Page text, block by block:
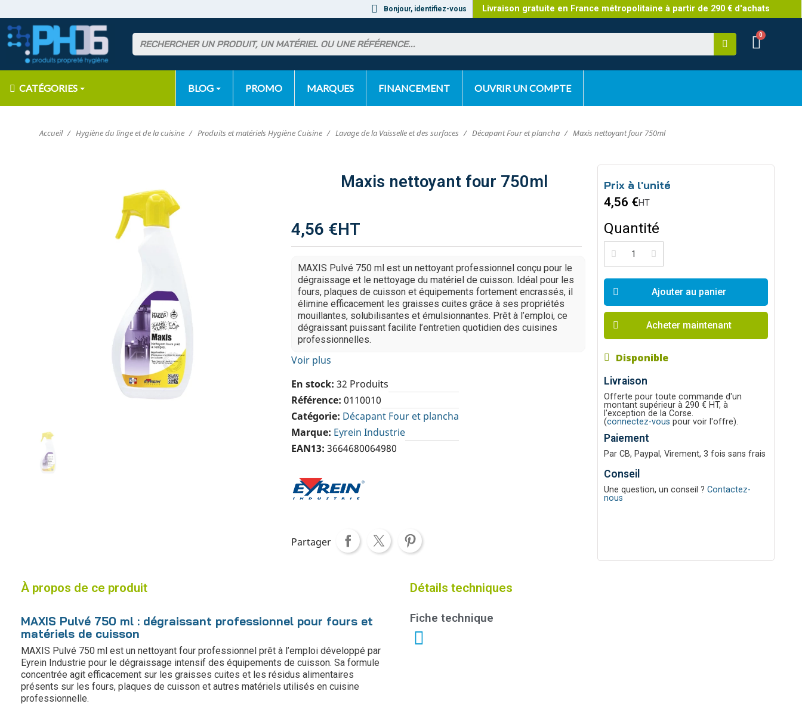
Bonjour, identifiez-vous Livraison gratuite en France métropolitaine à partir de 290 € d'achats
CATÉGORIES BLOG PROMO MARQUES FINANCEMENT OUVRIR UN COMPTE
Accueil Hygiène du linge et de la cuisine Produits et matériels Hygiène Cuisine Lavage de la Vaisselle et des surfaces Décapant Four et plancha Maxis nettoyant four 750ml
Maxis nettoyant four 750ml
4,56 €HT
MAXIS Pulvé 750 ml est un nettoyant professionnel conçu pour le
dégraissage et le nettoyage du matériel de cuisson. Idéal pour les
fours, plaques de cuisson et équipements fortement encrassés, il
élimine efficacement les graisses cuites grâce à ses propriétés
mouillantes, solubilisantes et émulsionnantes. Prêt à l’emploi, ce
dégraissant puissant facilite l’entretien quotidien des cuisines
professionnelles.
Voir plus
En stock 32 Produits
Référence 0110010
Catégorie Décapant Four et plancha
Marque Eyrein Industrie
EAN13 3664680064980
Partager
Prix à l'unité
4,56 €HT
Quantité
Ajouter au panier
Acheter maintenant
Disponible
Livraison
Offerte pour toute commande d'un
montant supérieur à 290 € HT, à
l'exception de la Corse.
(connectez-vous pour voir l'offre).
Paiement
Par CB, Paypal, Virement, 3 fois sans frais
Conseil
Une question, un conseil ?Contactez-
nous
À propos de ce produit
MAXIS Pulvé 750 ml : dégraissant professionnel pour fours et
matériels de cuisson
MAXIS Pulvé 750 ml est un nettoyant four professionnel prêt à l’emploi développé par
Eyrein Industrie pour le dégraissage intensif des équipements de cuisson. Sa formule
concentrée agit efficacement sur les graisses cuites et les résidus alimentaires
présents sur les fours, plaques de cuisson et autres matériels utilisés en cuisine
professionnelle.
Détails techniques
Fiche technique